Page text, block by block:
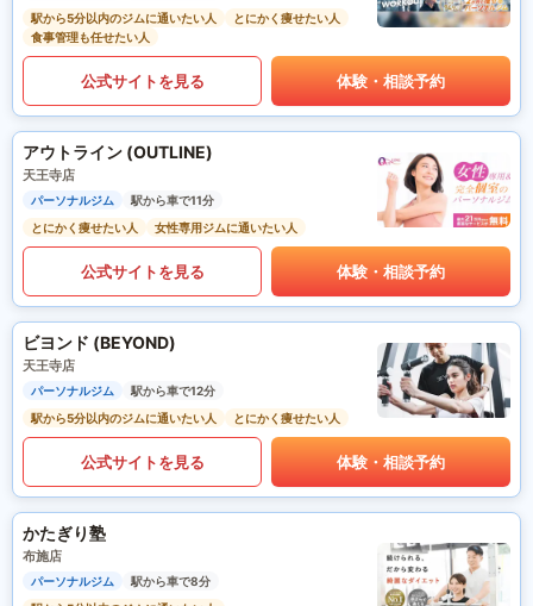
駅から5分以内のジムに通いたい人
とにかく痩せたい人
食事管理も任せたい人
公式サイトを見る 体験・相談予約
アウトライン (OUTLINE)
天王寺店
パーソナルジム
駅から車で11分
とにかく痩せたい人
女性専用ジムに通いたい人
公式サイトを見る 体験・相談予約
ビヨンド (BEYOND)
天王寺店
パーソナルジム
駅から車で12分
駅から5分以内のジムに通いたい人
とにかく痩せたい人
公式サイトを見る 体験・相談予約
かたぎり塾
布施店
パーソナルジム
駅から車で8分